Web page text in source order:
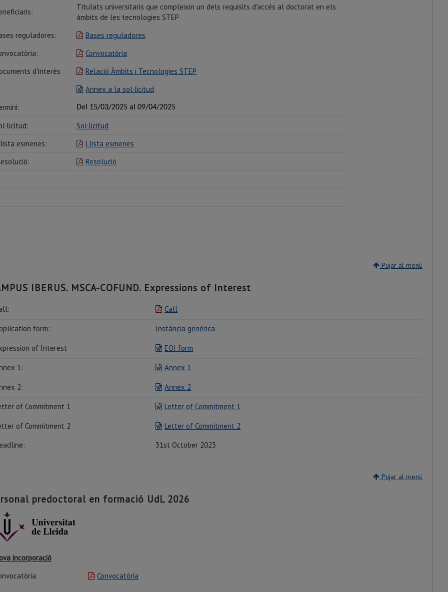
Titulats universitaris que compleixin un dels requisits d'accés al doctorat en els
àmbits de les tecnologies STEP
reguladores:
Bases reguladores
Convocatòria
d'interès
Relació Àmbits i Tecnologies STEP
Annex a la sol·licitud
Del 15/03/2025 al 09/04/2025
Sol·licitud
esmenes:
Llista esmenes
Resolució
Pujar al menú
IBERUS. MSCA-COFUND. Expressions of Interest
Call
form: Instància genèrica
of Interest EOI form
1: Annex 1
2: Annex 2
of Commitment 1 Letter of Commitment 1
of Commitment 2
Letter of Commitment 2
31st October 2023
Pujar al menú
predoctoral en formació UdL 2026
incorporació
Convocatòria